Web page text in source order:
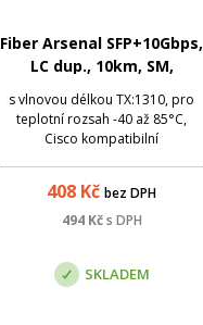
Fiber Arsenal SFP+10Gbps,
LC dup., 10km, SM,
1310nm, DDM, -40 - 85°C,
Cisco
s vlnovou délkou TX:1310, pro
teplotní rozsah -40 až 85°C,
Cisco kompatibilní
408 Kč bez DPH
494Kčs DPH
SKLADEM